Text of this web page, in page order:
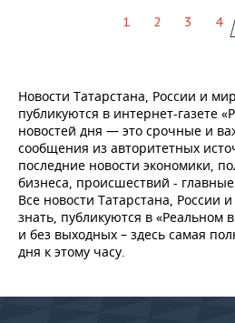
1 2 3 4
Новости Татарстана, России и
публикуются в интернет-газете
новостей дня — это срочные и
сообщения из авторитетных
последние новости экономики,
бизнеса, происшествий - главные
Все новости Татарстана, России
знать, публикуются в «Реальном
и без выходных – здесь самая
дня к этому часу.